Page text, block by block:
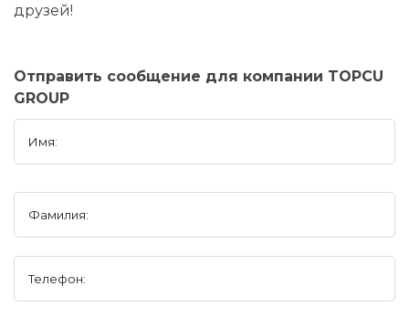
друзей!
Отправить сообщение для компании TOPCU
GROUP
Имя:
Фамилия:
Телефон: